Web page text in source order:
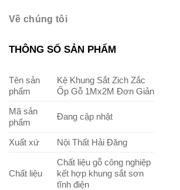
Về chúng tôi
THÔNG SỐ SẢN PHẨM
Tên sản
phẩm
Kệ Khung Sắt Zich Zắc
Ốp Gỗ 1Mx2M Đơn Giản
Mã sản
phẩm
Đang cập nhật
Xuất xứ Nội Thất Hải Đăng
Chất liệu
Chất liệu gỗ công nghiệp
kết hợp khung sắt sơn
tĩnh điện